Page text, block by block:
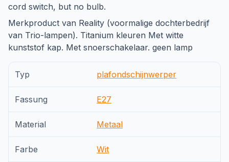
cord switch, but no bulb.
Merkproduct van Reality (voormalige dochterbedrijf
van Trio-lampen). Titanium kleuren Met witte
kunststof kap. Met snoerschakelaar. geen lamp
Typ plafondschijnwerper
Fassung E27
Material Metaal
Farbe Wit